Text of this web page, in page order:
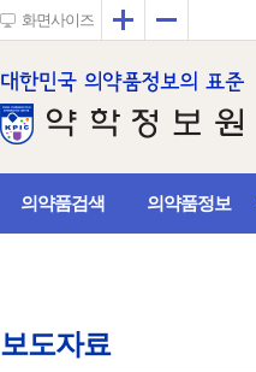
화면사이즈 확대
의약품검색 의약품정보
보도자료